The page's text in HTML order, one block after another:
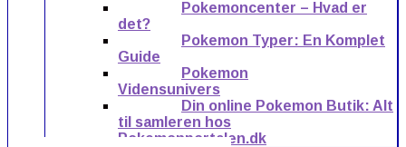
Pokemoncenter – Hvad er
det?
Pokemon Typer: En Komplet
Guide
Pokemon
Vidensunivers
Din online Pokemon Butik: Alt
til samleren hos
Pokemonportalen.dk